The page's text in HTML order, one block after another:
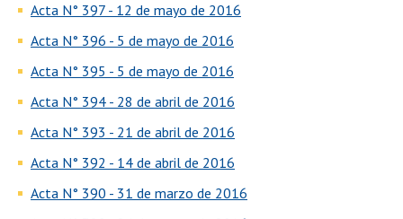
Acta N° 397 - 12 de mayo de 2016
Acta N° 396 - 5 de mayo de 2016
Acta N° 395 - 5 de mayo de 2016
Acta N° 394 - 28 de abril de 2016
Acta N° 393 - 21 de abril de 2016
Acta N° 392 - 14 de abril de 2016
Acta N° 390 - 31 de marzo de 2016